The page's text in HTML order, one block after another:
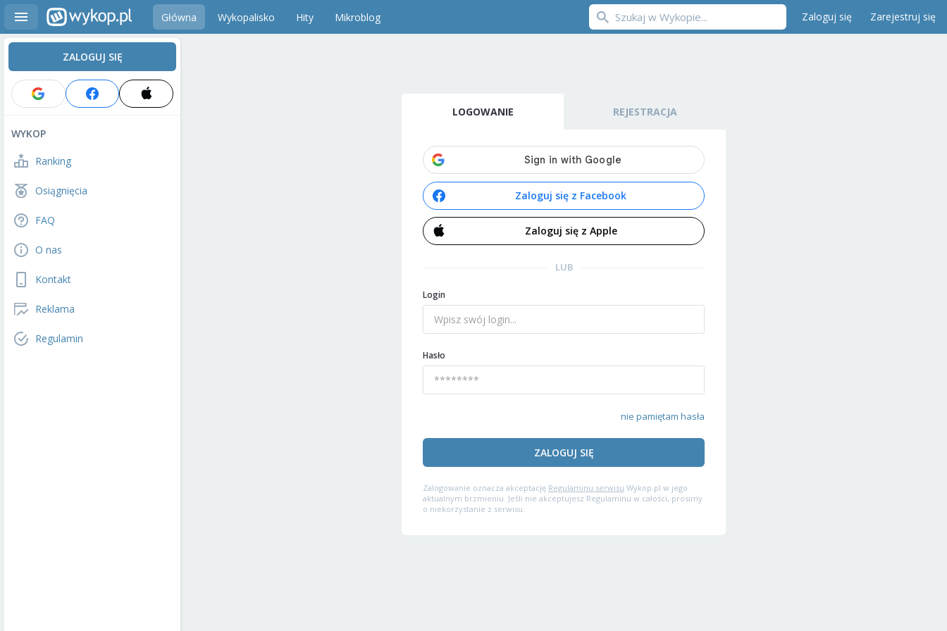
Główna Wykopalisko Hity Mikroblog Zaloguj się Zarejestruj się
ZALOGUJ SIĘ
WYKOP
Ranking
Osiągnięcia
FAQ
O nas
Kontakt
Reklama
Regulamin
LOGOWANIE REJESTRACJA
Zaloguj się z Facebook
Zaloguj się z Apple
LUB
Login
Hasło
nie pamiętam hasła
ZALOGUJ SIĘ
Zalogowanie oznacza akceptację Regulaminu serwisu Wykop.pl w jego
aktualnym brzmieniu. Jeśli nie akceptujesz Regulaminu w całości, prosimy
o niekorzystanie z serwisu.